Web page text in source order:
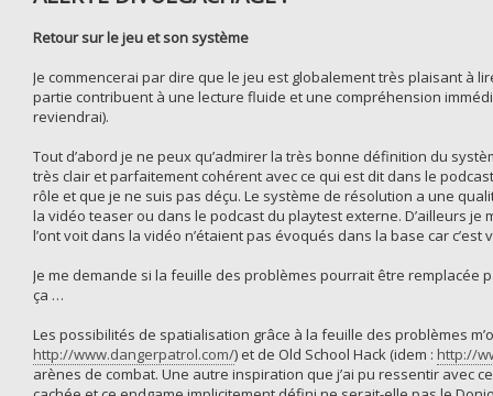
Retour sur le jeu et son système
Je commencerai par dire que le jeu est globalement très plaisant à
partie contribuent à une lecture fluide et une compréhension
reviendrai).
Tout d’abord je ne peux qu’admirer la très bonne définition du
très clair et parfaitement cohérent avec ce qui est dit dans le
rôle et que je ne suis pas déçu. Le système de résolution a une
la vidéo teaser ou dans le podcast du playtest externe. D’ailleurs
l’ont voit dans la vidéo n’étaient pas évoqués dans la base car
Je me demande si la feuille des problèmes pourrait être
ça …
Les possibilités de spatialisation grâce à la feuille des problèmes
http://www.dangerpatrol.com/) et de Old School Hack (idem : http://
arènes de combat. Une autre inspiration que j’ai pu ressentir avec